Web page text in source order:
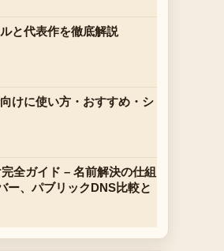
と代表作を徹底解説
けに使い方・おすすめ・シ
全ガイド – 名前解決の仕組
ー、パブリックDNS比較と